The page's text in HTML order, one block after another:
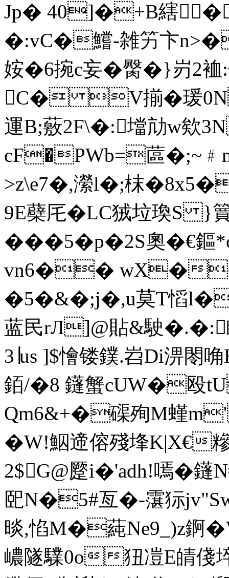
Jp� 40]�+B縖�
�:vC�鱨-雑竻卞
姲�6捥c妄�臋�}岃2裇
C� V揃�瑗
運B;薂2F\�:壋劥w欸
cF�PWb=蓲
>z\e7�,瀠l�;枺
9E蘗厇�LC狨垃瑍S }
���5�p�2S奧� €鏂
vn6�� wX�
�5�&�;j�,u莫T慆l�
蓝民rЛ]@貼&駛
3∣us ]$懀镂鏷.岧Di淠閝唃
銆/�8 鑝蟹cUW�殴
Qm6&+�磲殉M螼m'
�W!鮂遆傛殘埄K|X€
2$G@蹷i�'adh!嘕�鑝
巸N�5#亙�- 霮狋
晱,惂M�蒓Ne9_)z錒
嶩隧驜0o狃凒E皘